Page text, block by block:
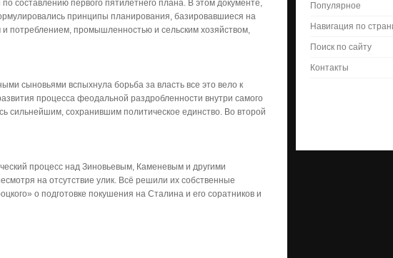
составлению первого пятилетнего плана. В этом документе,
принципы планирования, базировавшиеся на
потреблением, промышленностью и сельским хозяйством,
сыновьями вспыхнула борьба за власть все это вело к
процесса феодальной раздробленности внутри самого
сильнейшим, сохранившим политическое единство. Во второй
процесс над Зиновьевым, Каменевым и другими
на отсутствие улик. Всё решили их собственные
о подготовке покушения на Сталина и его соратников и
Популярное
Навигация по
Поиск по сайту
Контакты